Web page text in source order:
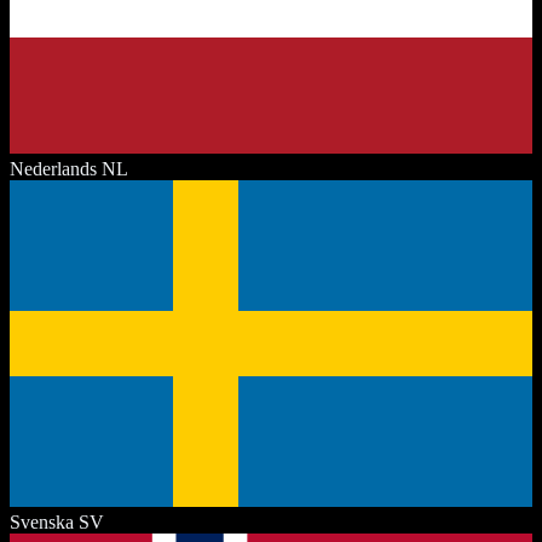
Nederlands NL
Svenska SV